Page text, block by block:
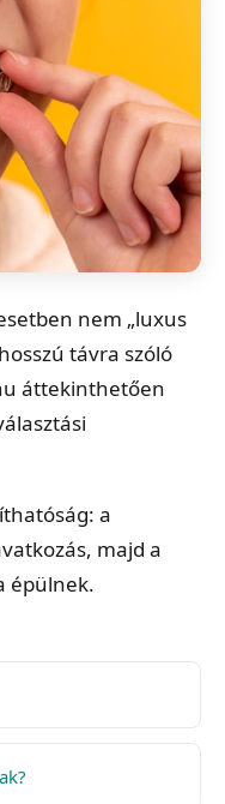
nem „luxus
távra szóló
áttekinthetően
a
majd a
épülnek.